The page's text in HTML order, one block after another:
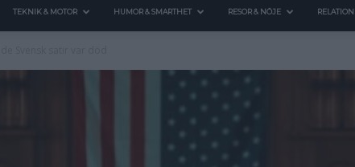
TEKNIK & MOTOR HUMOR & SMARTHET RESOR & NÖJE